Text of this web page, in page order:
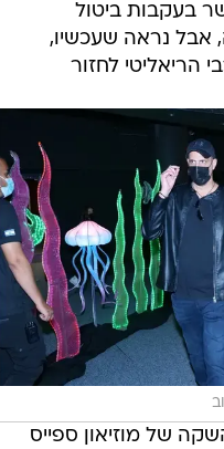
בעקבות ביטול
אבל נראה שעכשיו,
הריאליטי לחזור
של מוזיאון ספייס